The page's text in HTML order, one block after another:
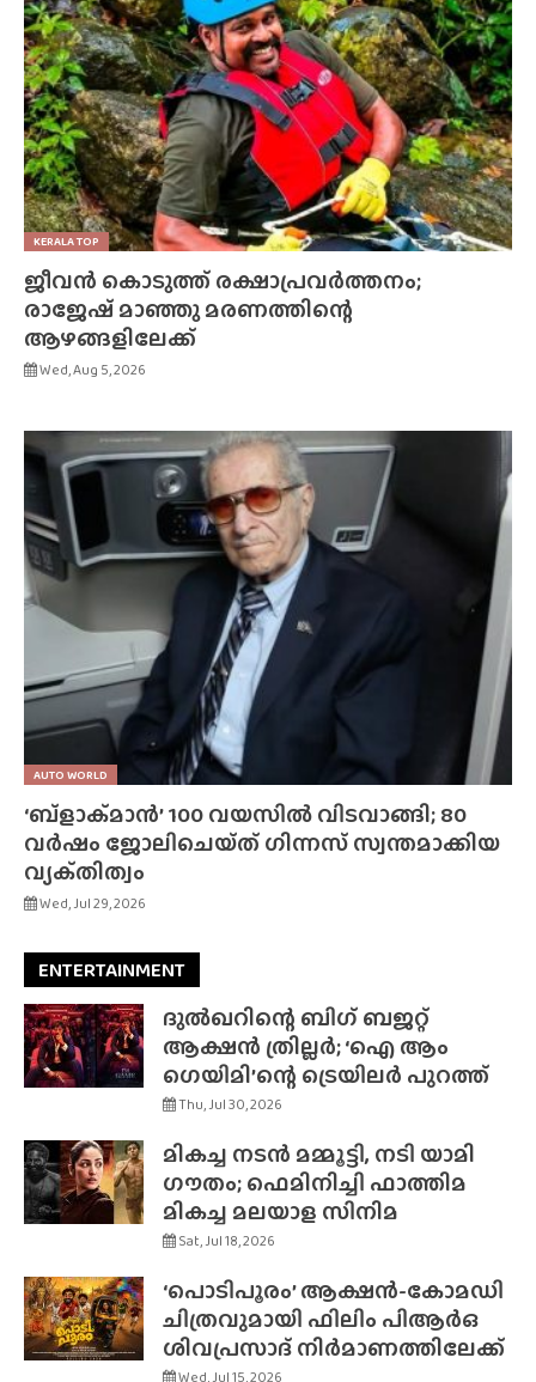
KERALA TOP
ജീവൻ കൊടുത്ത് രക്ഷാപ്രവർത്തനം;
രാജേഷ് മാഞ്ഞു മരണത്തിന്റെ
ആഴങ്ങളിലേക്ക്
Wed, Aug 5, 2026
AUTO WORLD
‘ബ്‌ളാക്‌മാൻ’ 100 വയസിൽ വിടവാങ്ങി; 80
വർഷം ജോലിചെയ്‌ത്‌ ഗിന്നസ് സ്വന്തമാക്കിയ
വ്യക്‌തിത്വം
Wed, Jul 29, 2026
ENTERTAINMENT
ദുൽഖറിന്റെ ബിഗ് ബജറ്റ്
ആക്ഷൻ ത്രില്ലർ; ‘ഐ ആം
ഗെയിമി’ന്റെ ട്രെയിലർ പുറത്ത്
Thu, Jul 30, 2026
മികച്ച നടൻ മമ്മൂട്ടി, നടി യാമി
ഗൗതം; ഫെമിനിച്ചി ഫാത്തിമ
മികച്ച മലയാള സിനിമ
Sat, Jul 18, 2026
‘പൊടിപൂരം’ ആക്ഷൻ-കോമഡി
ചിത്രവുമായി ഫിലിം പിആർഒ
ശിവപ്രസാദ് നിർമാണത്തിലേക്ക്
Wed, Jul 15, 2026